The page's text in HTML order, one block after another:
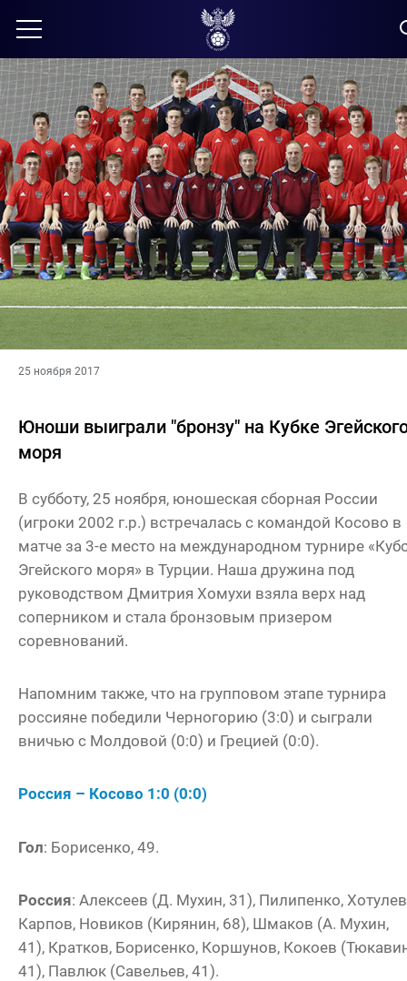
25 ноября 2017
Юноши выиграли "бронзу" на Кубке
моря
В субботу, 25 ноября, юношеская сборная России
(игроки 2002 г.р.) встречалась с командой Косово в
матче за 3-е место на международном турнире
Эгейского моря» в Турции. Наша дружина под
руководством Дмитрия Хомухи взяла верх над
соперником и стала бронзовым призером
соревнований.
Напомним также, что на групповом этапе турнира
россияне победили Черногорию (3:0) и сыграли
вничью с Молдовой (0:0) и Грецией (0:0).
Россия – Косово 1:0 (0:0)
Гол: Борисенко, 49.
Россия: Алексеев (Д. Мухин, 31), Пилипенко,
Карпов, Новиков (Кирянин, 68), Шмаков (А. Мухин,
41), Кратков, Борисенко, Коршунов, Кокоев
41), Павлюк (Савельев, 41).